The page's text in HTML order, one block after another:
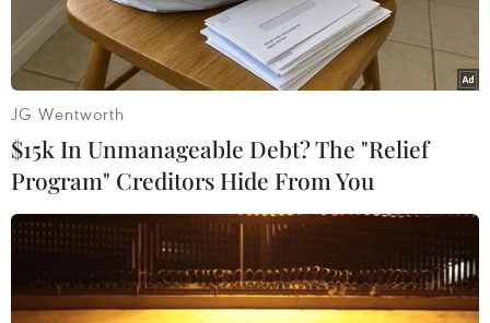
JG Wentworth
$15k In Unmanageable Debt? The "Relief
Program" Creditors Hide From You